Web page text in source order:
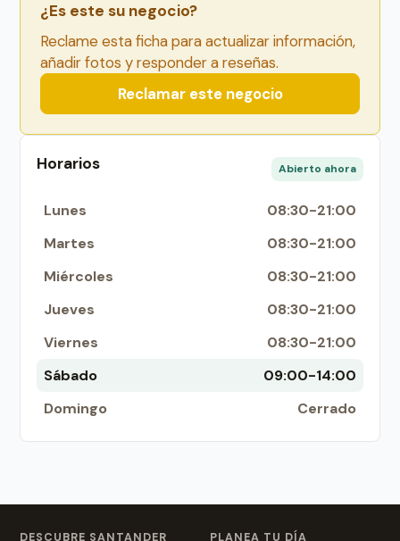
¿Es este su negocio?
Reclame esta ficha para actualizar información,
añadir fotos y responder a reseñas.
Reclamar este negocio
Horarios Abierto ahora
Lunes
08:30-21:00
Martes
08:30-21:00
Miércoles
08:30-21:00
Jueves
08:30-21:00
Viernes
08:30-21:00
Sábado
09:00-14:00
Domingo
Cerrado
DESCUBRE SANTANDER PLANEA TU DÍA